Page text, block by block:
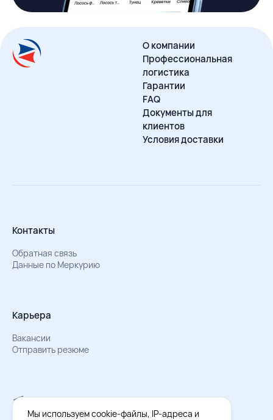
О компании
Профессиональная
логистика
Гарантии
FAQ
Документы для
клиентов
Условия доставки
Контакты
Обратная связь
Данные по Меркурию
Карьера
Вакансии
Отправить резюме
Мы в Телеграм
Документы об обработке персональных данных
Мы используем cookie-файлы, IP-адреса и